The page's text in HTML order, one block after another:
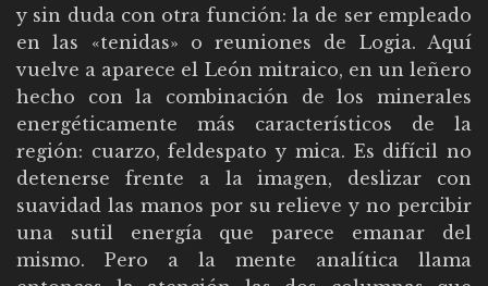
y sin duda con otra función: la de ser empleado
en las «tenidas» o reuniones de Logia. Aquí
vuelve a aparece el León mitraico, en un leñero
hecho con la combinación de los minerales
energéticamente más característicos de la
región: cuarzo, feldespato y mica. Es difícil no
detenerse frente a la imagen, deslizar con
suavidad las manos por su relieve y no percibir
una sutil energía que parece emanar del
mismo. Pero a la mente analítica llama